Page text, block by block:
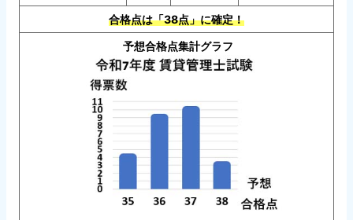
合格点は「38点」に確定！
予想合格点集計グラフ